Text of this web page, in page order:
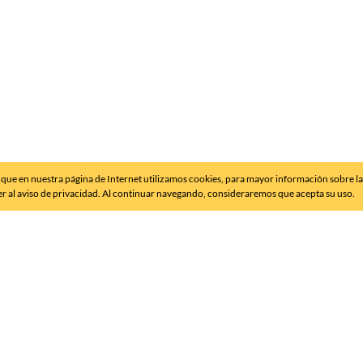
en nuestra página de Internet utilizamos cookies, para mayor información sobre
al aviso de privacidad. Al continuar navegando, consideraremos que acepta su uso.